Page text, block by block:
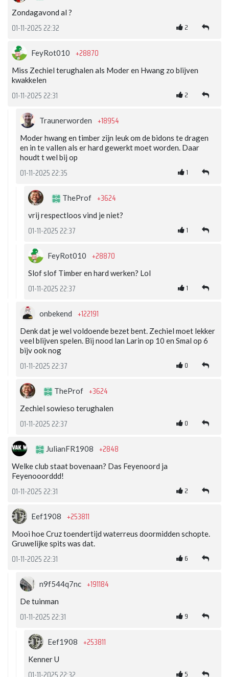
Zondagavond al ?
01-11-2025 22:32 2
FeyRot010 +28870
Miss Zechiel terughalen als Moder en Hwang zo blijven
kwakkelen
01-11-2025 22:31 2
Traunerworden +18954
Moder hwang en timber zijn leuk om de bidons te dragen
en in te vallen als er hard gewerkt moet worden. Daar
houdt t wel bij op
01-11-2025 22:35 1
TheProf +3624
vrij respectloos vind je niet?
01-11-2025 22:37 1
FeyRot010 +28870
Slof slof Timber en hard werken? Lol
01-11-2025 22:37 1
onbekend +122191
Denk dat je wel voldoende bezet bent. Zechiel moet lekker
veel blijven spelen. Bij nood lan Larin op 10 en Smal op 6
bijv ook nog
01-11-2025 22:37 0
TheProf +3624
Zechiel sowieso terughalen
01-11-2025 22:37 0
JulianFR1908 +2848
Welke club staat bovenaan? Das Feyenoord ja
Feyenooorddd!
01-11-2025 22:31 2
Eef1908 +253811
Mooi hoe Cruz toendertijd waterreus doormidden schopte.
Gruwelijke spits was dat.
01-11-2025 22:31 6
n9f544q7nc +191184
De tuinman
01-11-2025 22:31 9
Eef1908 +253811
Kenner U
5